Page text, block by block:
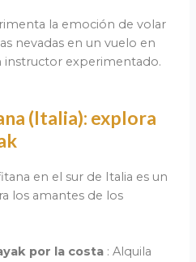
la emoción de volar
nevadas en un vuelo en
instructor experimentado.
(Italia): explora
en el sur de Italia es un
los amantes de los
por la costa : Alquila